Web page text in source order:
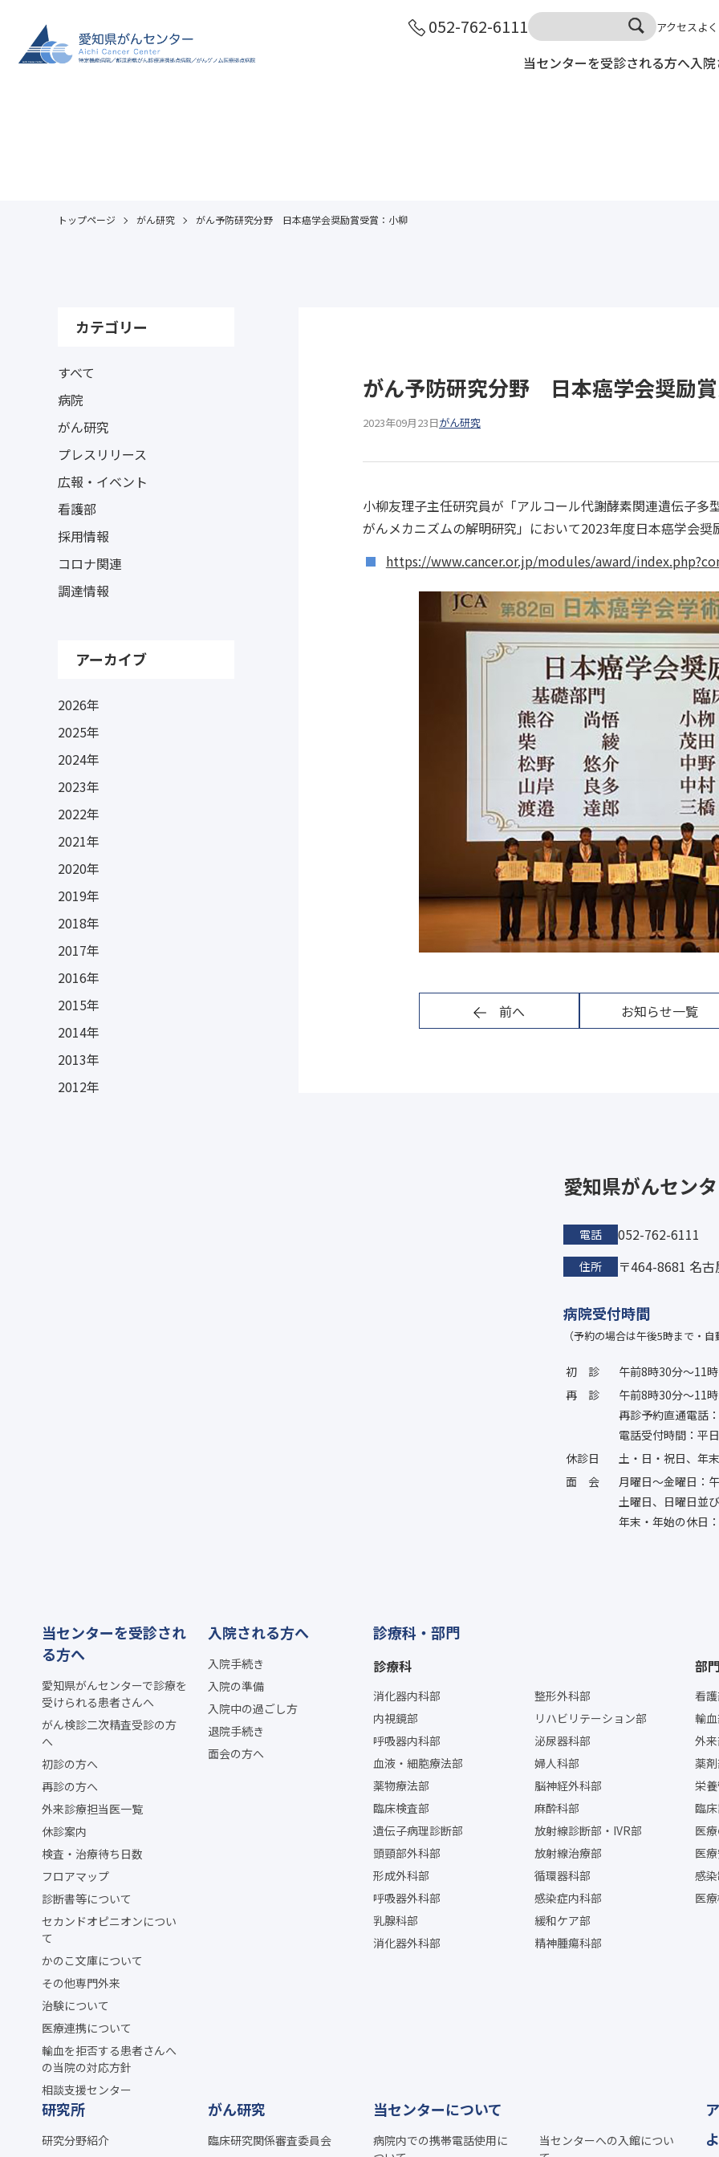
052-762-6111 アクセス よ
当センターを受診される方へ入
トップページ がん研究 がん予防研究分野 日本癌学会奨励賞受賞：小柳
カテゴリー
すべて
病院
がん研究
プレスリリース
広報・イベント
看護部
採用情報
コロナ関連
調達情報
アーカイブ
2026年
2025年
2024年
2023年
2022年
2021年
2020年
2019年
2018年
2017年
2016年
2015年
2014年
2013年
2012年
がん予防研究分野 日本癌学会奨励
2023年09月23日がん研究
小柳友理子主任研究員が「アルコール代謝酵素関連遺伝子多
がんメカニズムの解明研究」において2023年度日本癌学会
https://www.cancer.or.jp/modules/award/
前へ お知らせ一覧
愛知県がんセン
電話 052-762-6111
住所 〒464-8681 名
病院受付時間
（予約の場合は午後5時まで・
初診
午前8時30分〜11
再診
午前8時30分〜11
再診予約直通電話
電話受付時間：平
休診日
土・日・祝日、年
面会
月曜日〜金曜日：
土曜日、日曜日並
年末・年始の休日
当センターを受診され
る方へ
愛知県がんセンターで診療を
受けられる患者さんへ
がん検診二次精査受診の方
へ
初診の方へ
再診の方へ
外来診療担当医一覧
休診案内
検査・治療待ち日数
フロアマップ
診断書等について
セカンドオピニオンについ
て
かのこ文庫について
その他専門外来
治験について
医療連携について
輸血を拒否する患者さんへ
の当院の対応方針
相談支援センター
入院される方へ
入院手続き
入院の準備
入院中の過ごし方
退院手続き
面会の方へ
診療科・部門
診療科
消化器内科部
内視鏡部
呼吸器内科部
血液・細胞療法部
薬物療法部
臨床検査部
遺伝子病理診断部
頭頸部外科部
形成外科部
呼吸器外科部
乳腺科部
消化器外科部
整形外科部
リハビリテーション部
泌尿器科部
婦人科部
脳神経外科部
麻酔科部
放射線診断部・IVR部
放射線治療部
循環器科部
感染症内科部
緩和ケア部
精神腫瘍科部
部
看
輸
外
薬
栄
臨
医
医
感
医
研究所
研究分野紹介
がん研究
臨床研究関係審査委員会
当センターについて
病院内での携帯電話使用に
当センターへの入館につい